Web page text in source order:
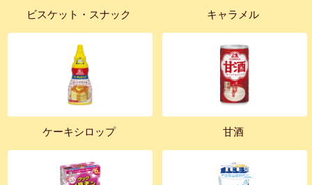
ビスケット・スナック キャラメル
ケーキシロップ 甘酒